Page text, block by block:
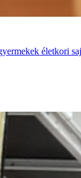
életkori